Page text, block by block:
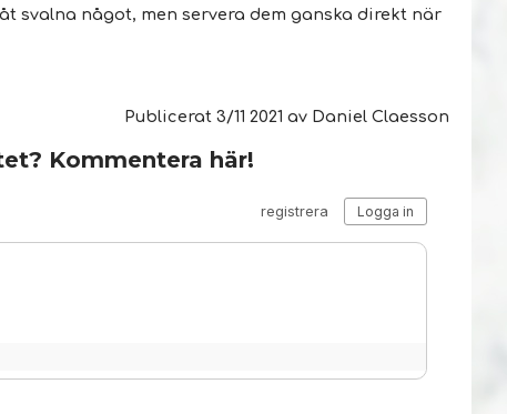
svalna något, men servera dem ganska direkt när
Publicerat 3/11 2021 av Daniel Claesson
Kommentera här!